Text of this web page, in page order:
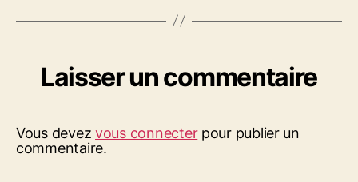
Laisser un commentaire
Vous devezvous connecterpour publier un
commentaire.